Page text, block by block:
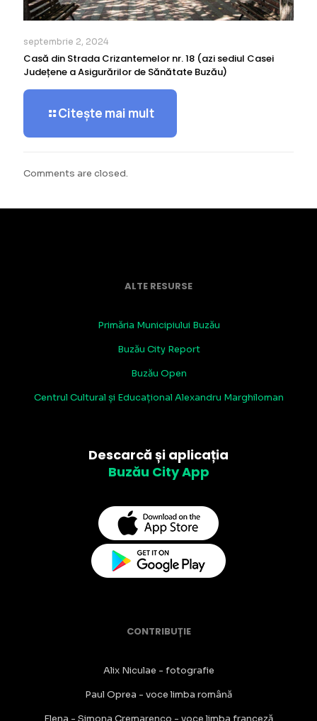
septembrie 2, 2024
Casă din Strada Crizantemelor nr. 18 (azi sediul Casei
Județene a Asigurărilor de Sănătate Buzău)
Citește mai mult
Comments are closed.
ALTE RESURSE
Primăria Municipiului Buzău
Buzău City Report
Buzău Open
Centrul Cultural și Educațional Alexandru Marghiloman
Descarcă și aplicația
Buzău City App
CONTRIBUȚIE
Alix Niculae - fotografie
Paul Oprea - voce limba română
Elena - Simona Cremarenco - voce limba franceză